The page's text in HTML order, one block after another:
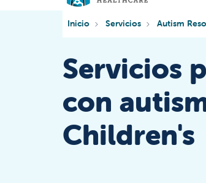
Inicio Servicios Autism
Servicios
con
Children's